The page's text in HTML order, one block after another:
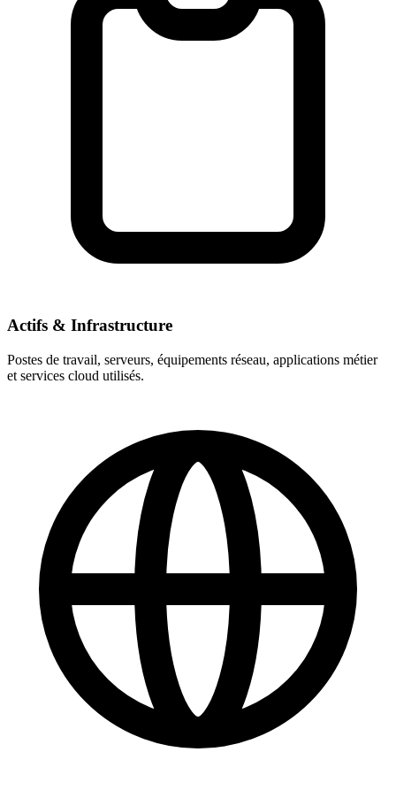
Actifs & Infrastructure
Postes de travail, serveurs, équipements réseau, applications métier
et services cloud utilisés.